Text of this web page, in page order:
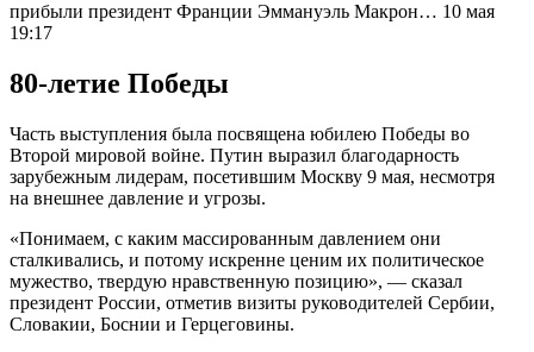
прибыли президент Франции Эммануэль Макрон… 10 мая
19:17
80-летие Победы
Часть выступления была посвящена юбилею Победы во
Второй мировой войне. Путин выразил благодарность
зарубежным лидерам, посетившим Москву 9 мая, несмотря
на внешнее давление и угрозы.
«Понимаем, с каким массированным давлением они
сталкивались, и потому искренне ценим их политическое
мужество, твердую нравственную позицию», — сказал
президент России, отметив визиты руководителей Сербии,
Словакии, Боснии и Герцеговины.